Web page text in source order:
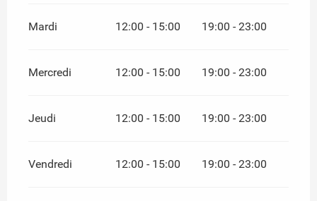
Mardi 12:00 - 15:00 19:00 - 23:00
Mercredi 12:00 - 15:00 19:00 - 23:00
Jeudi 12:00 - 15:00 19:00 - 23:00
Vendredi 12:00 - 15:00 19:00 - 23:00